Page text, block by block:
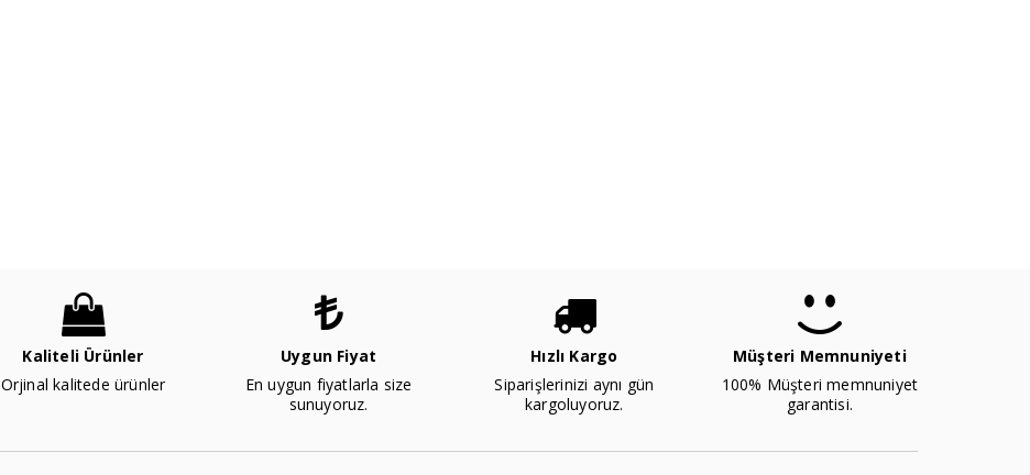
Kaliteli Ürünler
Orjinal kalitede ürünler
Uygun Fiyat
En uygun fiyatlarla size
sunuyoruz.
Hızlı Kargo
Siparişlerinizi aynı gün
kargoluyoruz.
Müşteri Memnuniyeti
100% Müşteri memnuniyet
garantisi.